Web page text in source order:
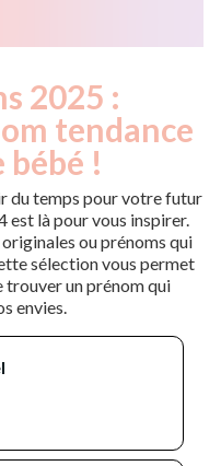
2025 :
tendance
!
du temps pour votre futur
est là pour vous inspirer.
ou prénoms qui
sélection vous permet
trouver un prénom qui
envies.